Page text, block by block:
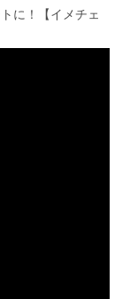
に！【イメチェ